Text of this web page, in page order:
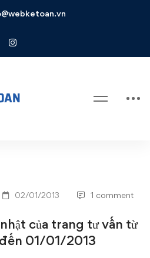
02/01/2013 1 comment
của trang tư vấn từ
01/01/2013